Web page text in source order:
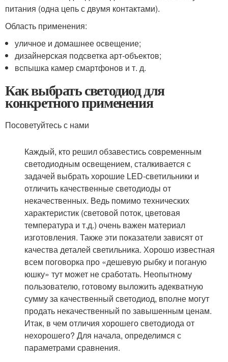
питания (одна цепь с двумя контактами).
Область применения:
уличное и домашнее освещение;
дизайнерская подсветка арт-объектов;
вспышка камер смартфонов и т. д.
Как выбрать светодиод для
конкретного применения
Посоветуйтесь с нами
Каждый, кто решил обзавестись современным
светодиодным освещением, сталкивается с
задачей выбрать хорошие LED-светильники и
отличить качественные светодиоды от
некачественных. Ведь помимо технических
характеристик (световой поток, цветовая
температура и т.д.) очень важен материал
изготовления. Также эти показатели зависят от
качества деталей светильника. Хорошо известная
всем поговорка про «дешевую рыбку и поганую
юшку» тут может не сработать. Неопытному
пользователю, готовому выложить адекватную
сумму за качественный светодиод, вполне могут
продать некачественный по завышенным ценам.
Итак, в чем отличия хорошего светодиода от
нехорошего? Для начала, определимся с
параметрами сравнения.